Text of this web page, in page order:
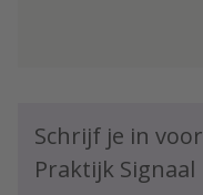
Schrijf je in
Praktijk Signaal